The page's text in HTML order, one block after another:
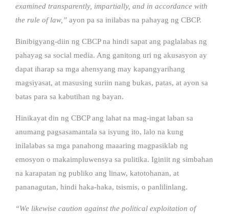
examined transparently, impartially, and in accordance with
the rule of law,” ayon pa sa inilabas na pahayag ng CBCP.
Binibigyang-diin ng CBCP na hindi sapat ang paglalabas ng
pahayag sa social media. Ang ganitong uri ng akusasyon ay
dapat iharap sa mga ahensyang may kapangyarihang
magsiyasat, at masusing suriin nang bukas, patas, at ayon sa
batas para sa kabutihan ng bayan.
Hinikayat din ng CBCP ang lahat na mag-ingat laban sa
anumang pagsasamantala sa isyung ito, lalo na kung
inilalabas sa mga panahong maaaring magpasiklab ng
emosyon o makaimpluwensya sa pulitika. Iginiit ng simbahan
na karapatan ng publiko ang linaw, katotohanan, at
pananagutan, hindi haka-haka, tsismis, o panlilinlang.
“We likewise caution against the political exploitation of